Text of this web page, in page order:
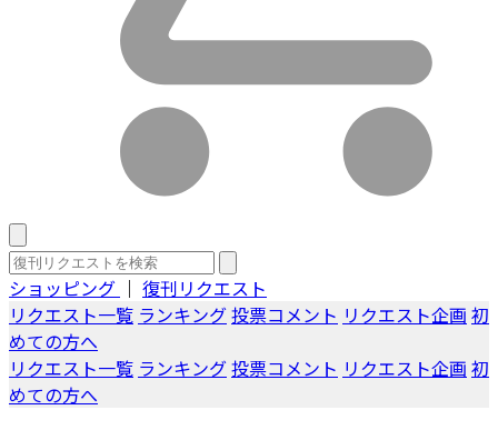
ショッピング ｜ 復刊リクエスト
リクエスト一覧 ランキング投票コメント リクエスト企画 初
めての方へ
リクエスト一覧 ランキング投票コメント リクエスト企画 初
めての方へ